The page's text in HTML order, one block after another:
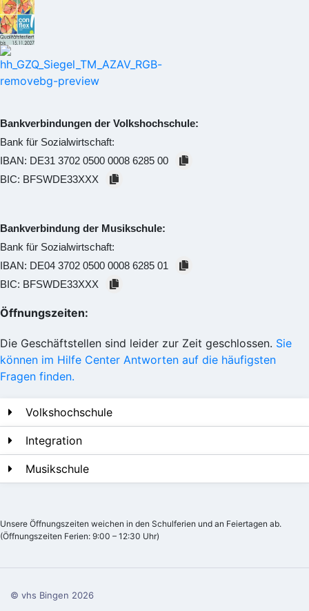
Bankverbindungen der Volkshochschule:
Bank für Sozialwirtschaft:
IBAN: DE31 3702 0500 0008 6285 00
BIC: BFSWDE33XXX
Bankverbindung der Musikschule:
Bank für Sozialwirtschaft:
IBAN: DE04 3702 0500 0008 6285 01
BIC: BFSWDE33XXX
Öffnungszeiten:
Die Geschäftstellen sind leider zur Zeit geschlossen. Sie
können im Hilfe Center Antworten auf die häufigsten
Fragen finden.
Volkshochschule
Integration
Musikschule
Unsere Öffnungszeiten weichen in den Schulferien und an Feiertagen ab.
(Öffnungszeiten Ferien: 9:00 – 12:30 Uhr)
© vhs Bingen 2026